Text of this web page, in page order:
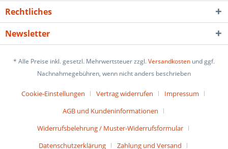
Rechtliches
Newsletter
* Alle Preise inkl. gesetzl. Mehrwertsteuer zzgl.Versandkosten und ggf.
Nachnahmegebühren, wenn nicht anders beschrieben
Cookie-Einstellungen Vertrag widerrufen
Impressum
AGB und Kundeninformationen
Widerrufsbelehrung / Muster-Widerrufsformular
Datenschutzerklärung
Zahlung und Versand